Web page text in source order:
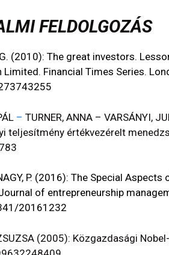
FELDOLGOZÁS
G. (2010): The great investors.
Limited. Financial Times Series.
– TURNER, ANNA – VARSÁNYI,
teljesítmény értékvezérelt
P. (2016): The Special
of entrepreneurship
20161232
(2005): Közgazdasági